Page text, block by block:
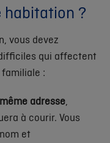
habitation ?
vous devez
qui affectent
:
adresse
à courir. Vous
et